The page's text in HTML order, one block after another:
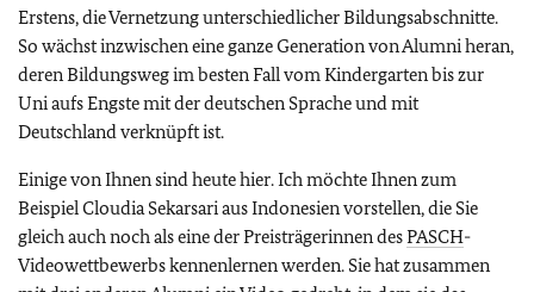
Erstens, die Vernetzung unterschiedlicher Bildungsabschnitte.
So wächst inzwischen eine ganze Generation von Alumni heran,
deren Bildungsweg im besten Fall vom Kindergarten bis zur
Uni aufs Engste mit der deutschen Sprache und mit
Deutschland verknüpft ist.
Einige von Ihnen sind heute hier. Ich möchte Ihnen zum
Beispiel Cloudia Sekarsari aus Indonesien vorstellen, die Sie
gleich auch noch als eine der Preisträgerinnen desPASCH-
Videowettbewerbs kennenlernen werden. Sie hat zusammen